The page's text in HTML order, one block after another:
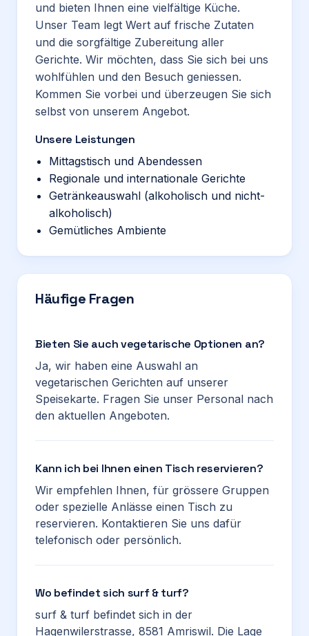
und bieten Ihnen eine vielfältige Küche.
Unser Team legt Wert auf frische Zutaten
und die sorgfältige Zubereitung aller
Gerichte. Wir möchten, dass Sie sich bei uns
wohlfühlen und den Besuch geniessen.
Kommen Sie vorbei und überzeugen Sie sich
selbst von unserem Angebot.
Unsere Leistungen
Mittagstisch und Abendessen
Regionale und internationale Gerichte
Getränkeauswahl (alkoholisch und nicht-
alkoholisch)
Gemütliches Ambiente
Häufige Fragen
Bieten Sie auch vegetarische Optionen an?
Ja, wir haben eine Auswahl an
vegetarischen Gerichten auf unserer
Speisekarte. Fragen Sie unser Personal nach
den aktuellen Angeboten.
Kann ich bei Ihnen einen Tisch reservieren?
Wir empfehlen Ihnen, für grössere Gruppen
oder spezielle Anlässe einen Tisch zu
reservieren. Kontaktieren Sie uns dafür
telefonisch oder persönlich.
Wo befindet sich surf & turf?
surf & turf befindet sich in der
Hagenwilerstrasse, 8581 Amriswil. Die Lage